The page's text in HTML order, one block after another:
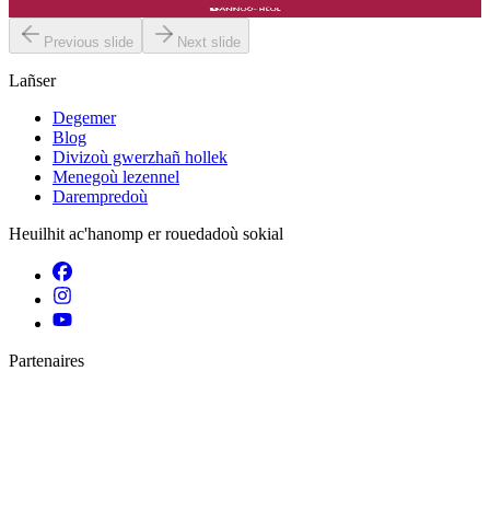
Previous slide Next slide
Lañser
Degemer
Blog
Divizoù gwerzhañ hollek
Menegoù lezennel
Darempredoù
Heuilhit ac'hanomp er rouedadoù sokial
Partenaires